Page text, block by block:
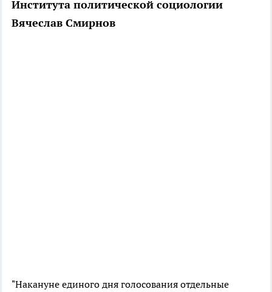
Института политической социологии
Вячеслав Смирнов
"Накануне единого дня голосования отдельные